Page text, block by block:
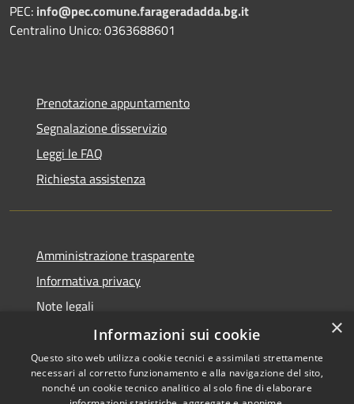
PEC: info@pec.comune.farageradadda.bg.it
Centralino Unico: 0363688601
Prenotazione appuntamento
Segnalazione disservizio
Leggi le FAQ
Richiesta assistenza
Amministrazione trasparente
Informativa privacy
Note legali
Dichiarazione di accessibilità
×
Informazioni sui cookie
Questo sito web utilizza cookie tecnici e assimilati strettamente
necessari al corretto funzionamento e alla navigazione del sito,
nonché un cookie tecnico analitico al solo fine di elaborare